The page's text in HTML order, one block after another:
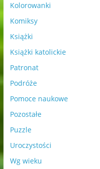
Kolorowanki
Komiksy
Książki
Książki katolickie
Patronat
Podróże
Pomoce naukowe
Pozostałe
Puzzle
Uroczystości
Wg wieku